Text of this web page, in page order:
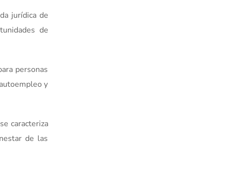
jurídica de
de
personas
y
caracteriza
de las